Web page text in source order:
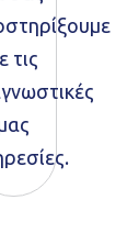
τις